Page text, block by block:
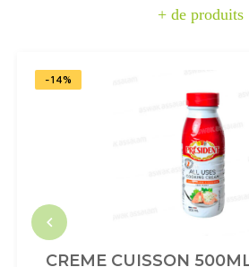
+ de produits
-14%
CREME CUISSON